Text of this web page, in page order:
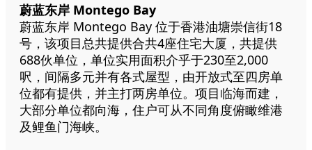
蔚蓝东岸 Montego Bay
蔚蓝东岸 Montego Bay 位于香港油塘崇信街18
号，该项目总共提供合共4座住宅大厦，共提供
688伙单位，单位实用面积介乎于230至2,000
呎，间隔多元并有各式屋型，由开放式至四房单
位都有提供，并主打两房单位。项目临海而建，
大部分单位都向海，住户可从不同角度俯瞰维港
及鲤鱼门海峡。